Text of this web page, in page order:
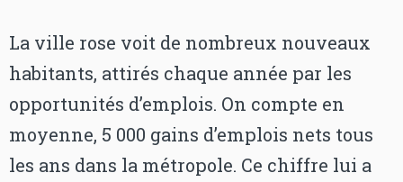
La ville rose voit de nombreux nouveaux
habitants, attirés chaque année par les
opportunités d’emplois. On compte en
moyenne, 5 000 gains d’emplois nets tous
les ans dans la métropole. Ce chiffre lui a